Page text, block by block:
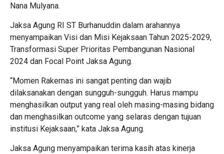
Nana Mulyana.
Jaksa Agung RI ST Burhanuddin dalam arahannya
menyampaikan Visi dan Misi Kejaksaan Tahun 2025-2029,
Transformasi Super Prioritas Pembangunan Nasional
2024 dan Focal Point Jaksa Agung.
“Momen Rakernas ini sangat penting dan wajib
dilaksanakan dengan sungguh-sungguh. Harus mampu
menghasilkan output yang real oleh masing-masing bidang
dan menghasilkan outcome yang selaras dengan tujuan
institusi Kejaksaan,” kata Jaksa Agung.
Jaksa Agung menyampaikan terima kasih atas kinerja